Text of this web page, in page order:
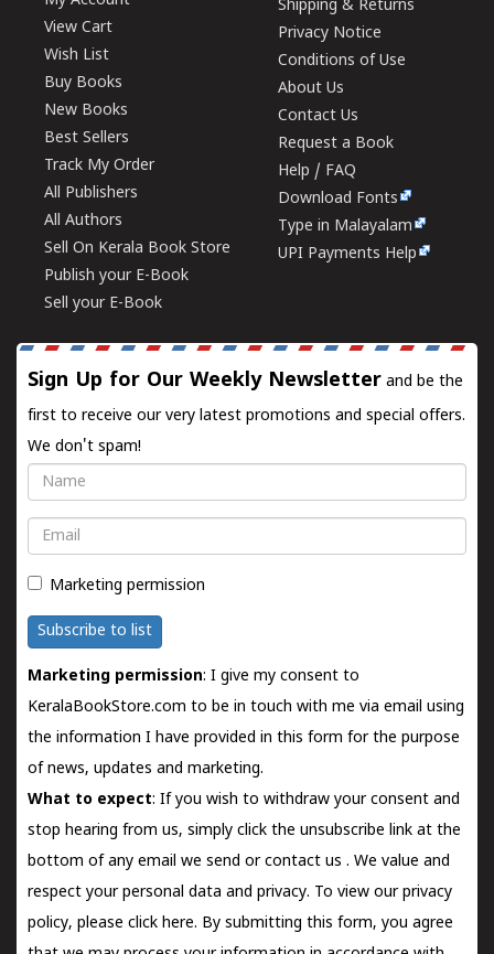
View Cart
Wish List
Buy Books
New Books
Best Sellers
Track My Order
All Publishers
All Authors
Sell On Kerala Book Store
Publish your E-Book
Sell your E-Book
Shipping & Returns
Privacy Notice
Conditions of Use
About Us
Contact Us
Request a Book
Help / FAQ
Download Fonts
Type in Malayalam
UPI Payments Help
Sign Up for Our Weekly Newsletter and be the
first to receive our very latest promotions and special offers.
We don't spam!
Name
Email
Marketing permission
Subscribe to list
Marketing permission: I give my consent to
KeralaBookStore.com to be in touch with me via email using
the information I have provided in this form for the purpose
of news, updates and marketing.
What to expect: If you wish to withdraw your consent and
stop hearing from us, simply click the unsubscribe link at the
bottom of any email we send orcontact us . We value and
respect your personal data and privacy. To view our privacy
policy, please click here. By submitting this form, you agree